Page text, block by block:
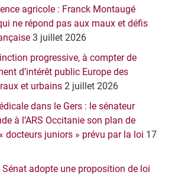
agricole : Franck Montaugé
ne répond pas aux maux et défis
3 juillet 2026
progressive, à compter de
d’intérêt public Europe des
et urbains 2 juillet 2026
dans le Gers : le sénateur
à l’ARS Occitanie son plan de
docteurs juniors » prévu par la loi 17
Sénat adopte une proposition de loi